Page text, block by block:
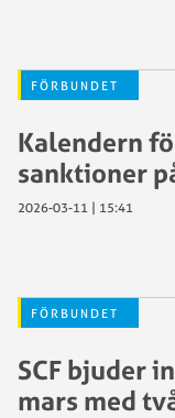
FÖRBUNDET
Kalendern
sanktioner
2026-03-11 | 15:41
FÖRBUNDET
SCF bjuder
mars med